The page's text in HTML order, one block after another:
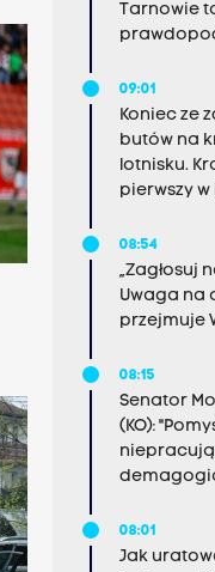
Tarnowie
09:01
Koniec ze
butów na
lotnisku.
pierwszy w
08:54
„Zagłosuj
Uwaga na
przejmuje
08:15
Senator
(KO):
08:01
Jak